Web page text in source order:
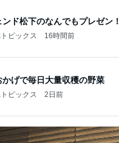
ンド松下のなんでもプレゼン！
ピックス 16時間前
かげで毎日大量収穫の野菜
ピックス 2日前